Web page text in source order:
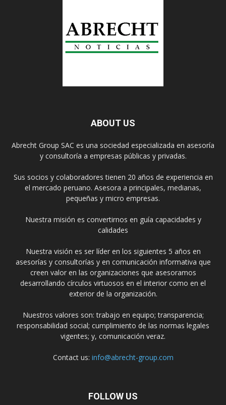
ABOUT US
Abrecht Group SAC es una sociedad especializada en asesoría
y consultoría a empresas públicas y privadas.
Sus socios y colaboradores tienen 20 años de experiencia en
el mercado peruano. Asesora a principales, medianas,
pequeñas y micro empresas.
Nuestra misión es convertirnos en guía capacidades y
calidades
Nuestra visión es ser líder en los siguientes 5 años en
asesorías y consultorías y en comunicación informativa que
creen valor en las organizaciones que asesoramos
desarrollando círculos virtuosos en el interior como en el
exterior de la organización.
Nuestros valores son: trabajo en equipo; transparencia;
responsabilidad social; cumplimiento de las normas legales
vigentes; y, comunicación veraz.
Contact us: info@abrecht-group.com
FOLLOW US